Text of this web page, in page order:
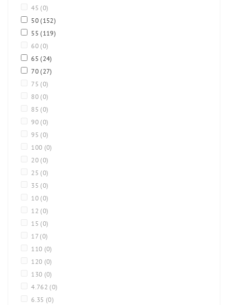
45 (0)
50(152)
55(119)
60 (0)
65(24)
70(27)
75 (0)
80 (0)
85 (0)
90 (0)
95 (0)
100 (0)
20 (0)
25 (0)
35 (0)
10 (0)
12 (0)
15 (0)
17 (0)
110 (0)
120 (0)
130 (0)
4.762 (0)
6.35 (0)